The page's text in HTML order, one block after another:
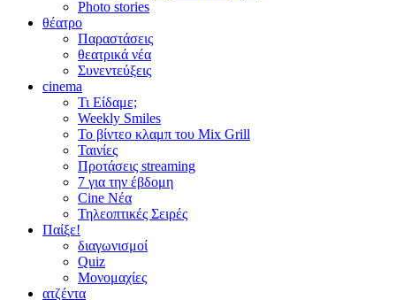
Photo stories
θέατρο
Παραστάσεις
θεατρικά νέα
Συνεντεύξεις
cinema
Τι Είδαμε;
Weekly Smiles
Το βίντεο κλαμπ του Mix Grill
Ταινίες
Προτάσεις streaming
7 για την έβδομη
Cine Νέα
Τηλεοπτικές Σειρές
Παίξε!
διαγωνισμοί
Quiz
Μονομαχίες
ατζέντα